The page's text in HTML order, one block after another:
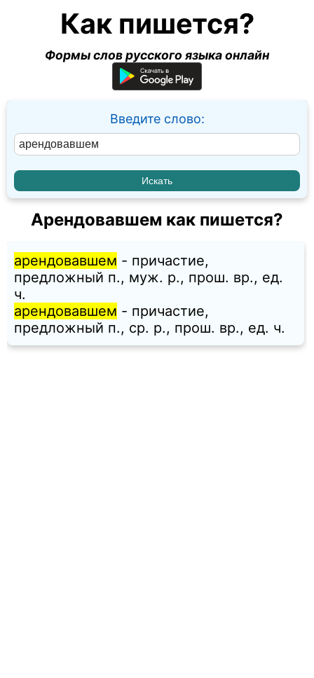
Как пишется?
Формы слов русского языка онлайн
Введите слово:
Арендовавшем как пишется?
арендовавшем - причастие,
предложный п., муж. p., прош. вр., ед.
ч.
арендовавшем - причастие,
предложный п., ср. p., прош. вр., ед. ч.